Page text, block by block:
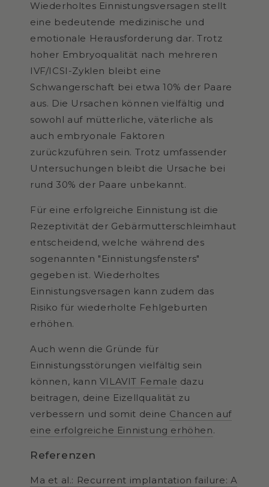
Wiederholtes Einnistungsversagen stellt
eine bedeutende medizinische und
emotionale Herausforderung dar. Trotz
hoher Embryoqualität nach mehreren
IVF/ICSI-Zyklen bleibt eine
Schwangerschaft bei etwa 10% der Paare
aus. Die Ursachen können vielfältig und
sowohl auf mütterliche, väterliche als
auch embryonale Faktoren
zurückzuführen sein. Trotz umfassender
Untersuchungen bleibt die Ursache bei
rund 30% der Paare unbekannt.
Für eine erfolgreiche Einnistung ist die
Rezeptivität der Gebärmutterschleimhaut
entscheidend, welche während des
sogenannten "Einnistungsfensters"
gegeben ist. Wiederholtes
Einnistungsversagen kann zudem das
Risiko für wiederholte Fehlgeburten
erhöhen.
Auch wenn die Gründe für
Einnistungsstörungen vielfältig sein
können, kann VILAVIT Female dazu
beitragen, deine Eizellqualität zu
verbessern und somit deine Chancen auf
eine erfolgreiche Einnistung erhöhen.
Referenzen
Ma et al.: Recurrent implantation failure: A